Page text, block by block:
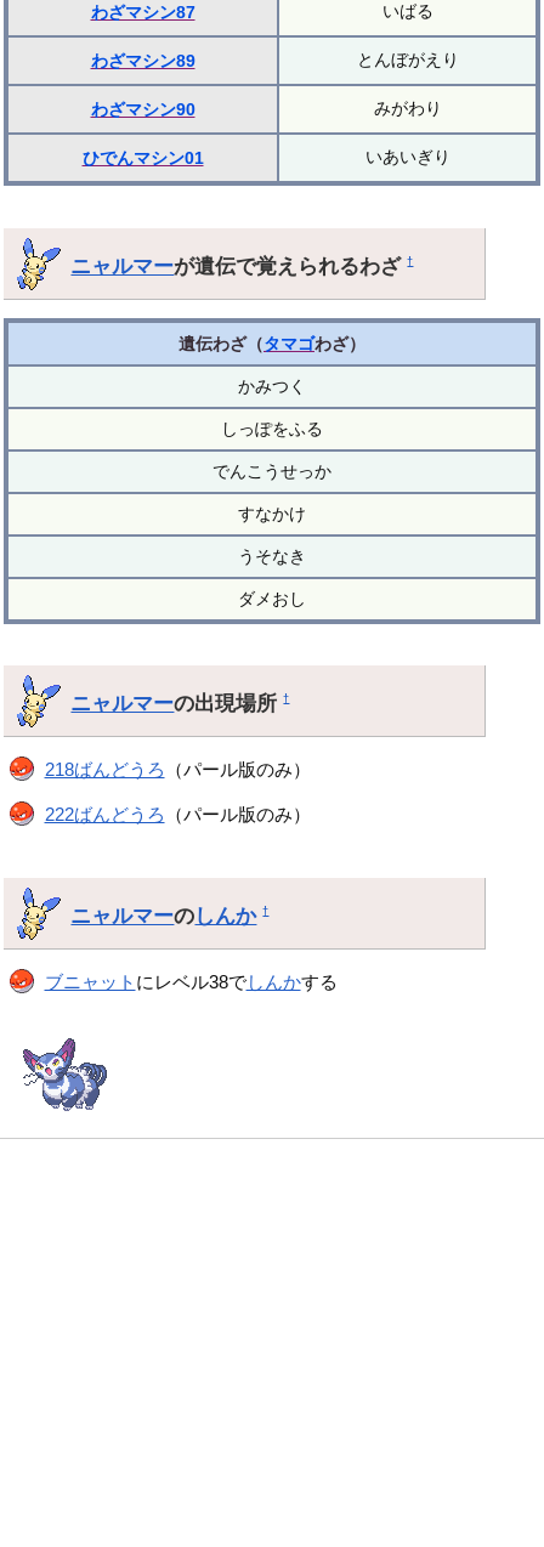
わざマシン87 いばる
わざマシン89 とんぼがえり
わざマシン90 みがわり
ひでんマシン01 いあいぎり
ニャルマーが遺伝で覚えられるわざ†
遺伝わざ（タマゴわざ）
かみつく
しっぽをふる
でんこうせっか
すなかけ
うそなき
ダメおし
ニャルマーの出現場所†
218ばんどうろ （パール版のみ）
222ばんどうろ （パール版のみ）
ニャルマーのしんか †
ブニャット にレベル38でしんかする